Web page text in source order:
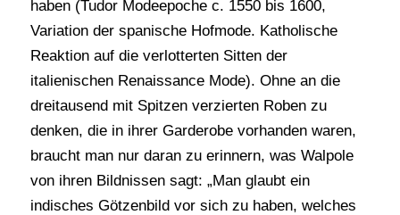
haben (Tudor Modeepoche c. 1550 bis 1600,
Variation der spanische Hofmode. Katholische
Reaktion auf die verlotterten Sitten der
italienischen Renaissance Mode). Ohne an die
dreitausend mit Spitzen verzierten Roben zu
denken, die in ihrer Garderobe vorhanden waren,
braucht man nur daran zu erinnern, was Walpole
von ihren Bildnissen sagt: „Man glaubt ein
indisches Götzenbild vor sich zu haben, welches